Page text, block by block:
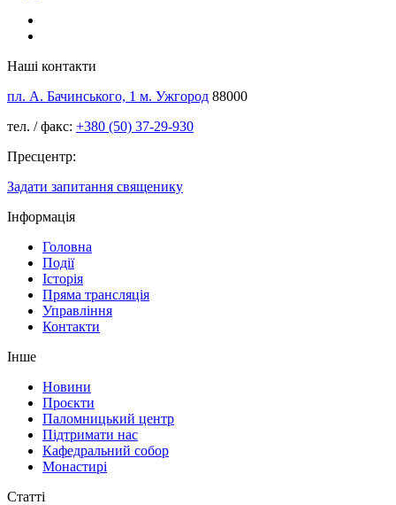
Наші контакти
пл. А. Бачинського, 1 м. Ужгород 88000
тел. / факс: +380 (50) 37-29-930
Пресцентр:
Задати запитання священику
Інформація
Головна
Події
Історія
Пряма трансляція
Управління
Контакти
Інше
Новини
Проєкти
Паломницький центр
Підтримати нас
Кафедральний собор
Монастирі
Статті